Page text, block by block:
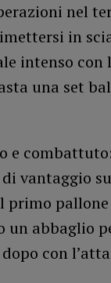
nel
in
intenso con
una set
e
vantaggio
primo
un abbaglio
con